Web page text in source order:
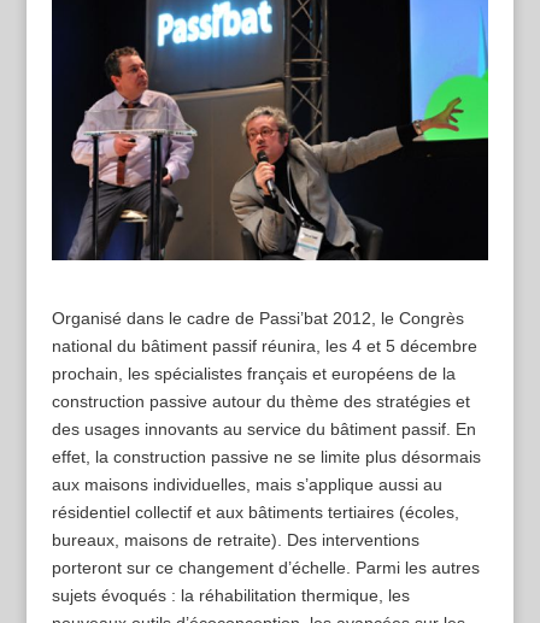
Organisé dans le cadre de Passi’bat 2012, le Congrès
national du bâtiment passif réunira, les 4 et 5 décembre
prochain, les spécialistes français et européens de la
construction passive autour du thème des stratégies et
des usages innovants au service du bâtiment passif. En
effet, la construction passive ne se limite plus désormais
aux maisons individuelles, mais s’applique aussi au
résidentiel collectif et aux bâtiments tertiaires (écoles,
bureaux, maisons de retraite). Des interventions
porteront sur ce changement d’échelle. Parmi les autres
sujets évoqués : la réhabilitation thermique, les